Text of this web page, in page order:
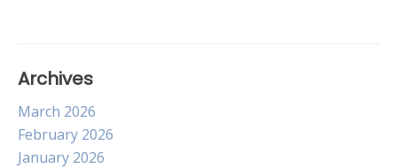
Archives
March 2026
February 2026
January 2026